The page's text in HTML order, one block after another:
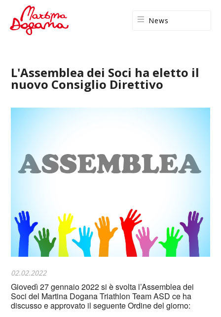
News
L'Assemblea dei Soci ha eletto il
nuovo Consiglio Direttivo
02.02.2022
Giovedi ̀27 gennaio 2022 si è svolta l’Assemblea dei
Soci del Martina Dogana Triathlon Team ASD ce ha
discusso e approvato il seguente Ordine del giorno: